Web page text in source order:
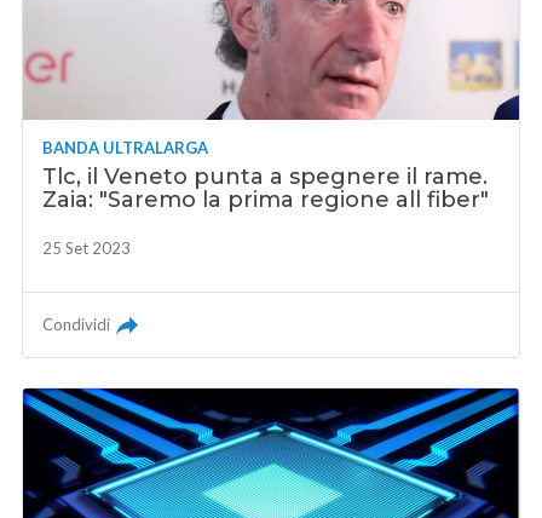
BANDA ULTRALARGA
Tlc, il Veneto punta a spegnere il rame.
Zaia: "Saremo la prima regione all fiber"
25 Set 2023
Condividi